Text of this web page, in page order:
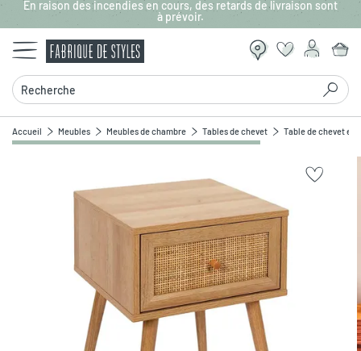
Aller au contenu principal
En raison des incendies en cours, des retards de livraison sont
à prévoir.
Recherche
Accueil Meubles Meubles de chambre Tables de chevet Table de chevet en
Zoomer sur l'image